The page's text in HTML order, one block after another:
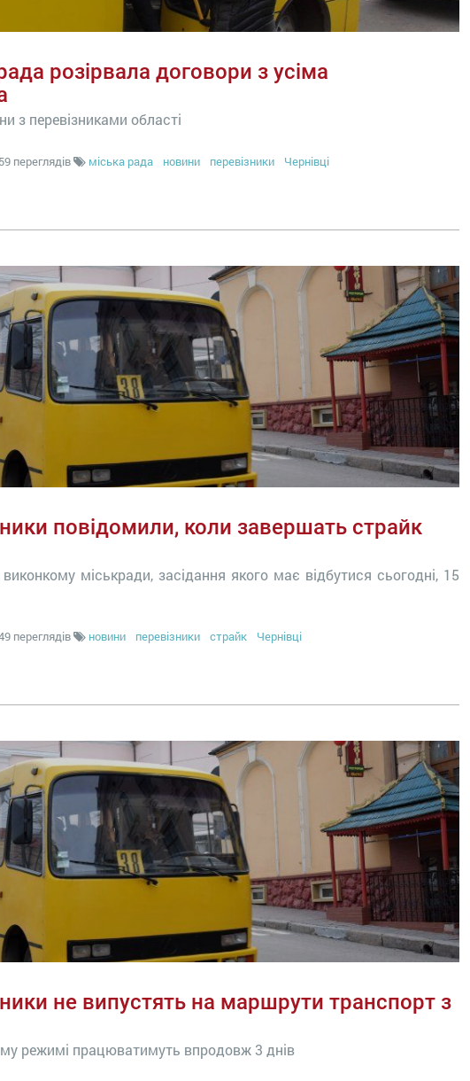
розірвала договори з усіма
з перевізниками області
переглядів міська рада новини перевізники Чернівці
повідомили, коли завершать страйк
міськради, засідання якого має відбутися сьогодні, 15
переглядів новини перевізники страйк Чернівці
не випустять на маршрути транспорт з
режимі працюватимуть впродовж 3 днів